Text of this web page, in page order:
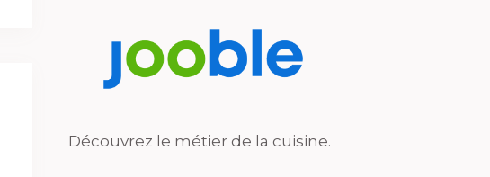
Découvrez le métier de la cuisine.